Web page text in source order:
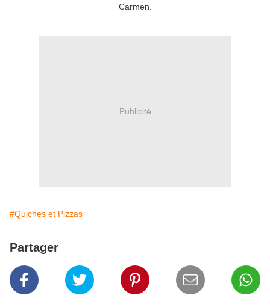
Carmen.
Publicité
#Quiches et Pizzas
Partager